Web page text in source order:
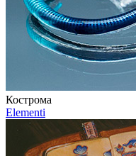
Кострома
Elementi